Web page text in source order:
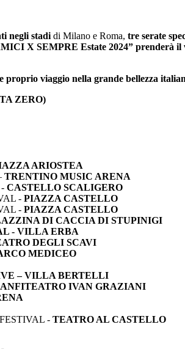
negli stadi di Milano e Roma, tre serate
X SEMPRE Estate 2024” prenderà il
viaggio nella grande bellezza
ZERO)
ARIOSTEA
TRENTINO MUSIC ARENA
CASTELLO SCALIGERO
- PIAZZA CASTELLO
- PIAZZA CASTELLO
DI CACCIA DI STUPINIGI
- VILLA ERBA
DEGLI SCAVI
MEDICEO
–VILLA BERTELLI
ANFITEATRO IVAN GRAZIANI
- TEATRO AL CASTELLO